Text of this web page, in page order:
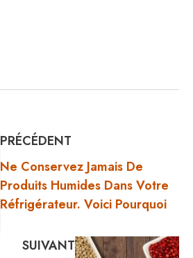
PRÉCÉDENT
Ne Conservez Jamais De
Produits Humides Dans Votre
Réfrigérateur. Voici Pourquoi
SUIVANT